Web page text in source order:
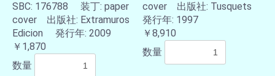
SBC: 176788 装丁: paper
cover 出版社: Extramuros
Edicion 発行年: 2009
￥1,870
数量
cover 出版社: Tusquets
発行年: 1997
￥8,910
数量